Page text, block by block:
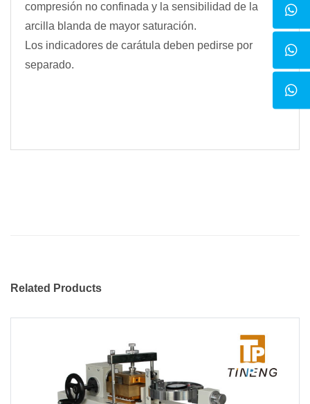
compresión no confinada y la sensibilidad de la
arcilla blanda de mayor saturación.
Los indicadores de carátula deben pedirse por
separado.
Related Products